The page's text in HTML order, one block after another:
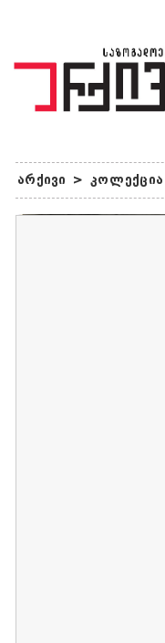
არქივი > კოლექცია